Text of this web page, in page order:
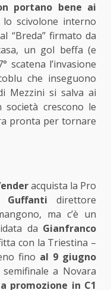
portano bene ai
lo scivolone interno
“Breda” firmato da
un gol beffa (e
scatena l’invasione
che inseguono
Mezzini si salva ai
crescono le
pronta per tornare
acquista la Pro
Guffanti direttore
ma c’è un
da Gianfranco
con la Triestina –
fino al 9 giugno
semifinale a Novara
promozione in C1